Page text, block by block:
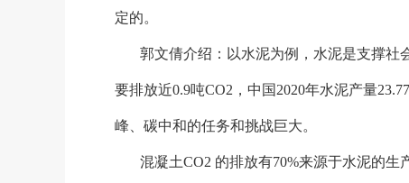
定的。
郭文倩介绍：以水泥为例，水泥是支撑社
要排放近0.9吨CO2，中国2020年水泥产量
峰、碳中和的任务和挑战巨大。
混凝土CO2 的排放有70%来源于水泥的